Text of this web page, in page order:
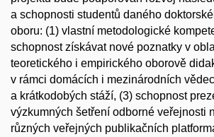
a schopnosti studentů daného
oboru: (1) vlastní metodologické
schopnost získávat nové poznatky v
teoretického i empirického oborově
v rámci domácích i mezinárodních
a krátkodobých stáží, (3) schopnost
výzkumných šetření odborné veřejnosti
různých veřejných publikačních